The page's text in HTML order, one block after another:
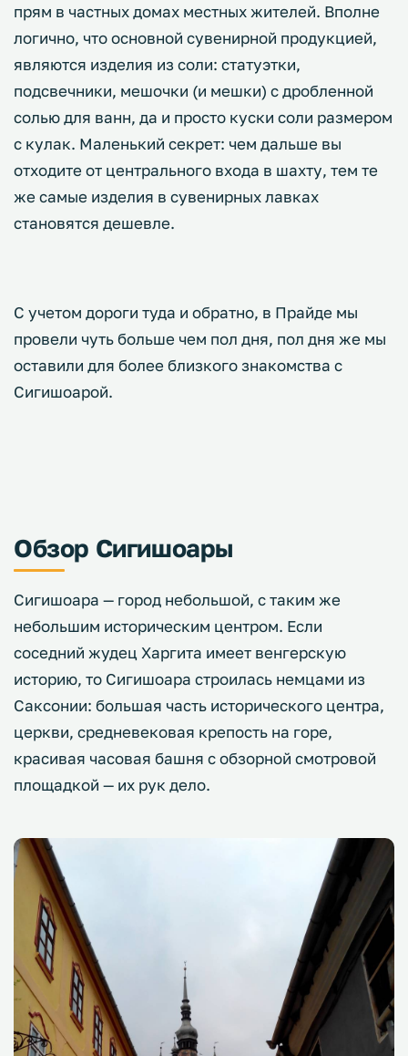
прям в частных домах местных жителей. Вполне
логично, что основной сувенирной продукцией,
являются изделия из соли: статуэтки,
подсвечники, мешочки (и мешки) с дробленной
солью для ванн, да и просто куски соли размером
с кулак. Маленький секрет: чем дальше вы
отходите от центрального входа в шахту, тем те
же самые изделия в сувенирных лавках
становятся дешевле.
С учетом дороги туда и обратно, в Прайде мы
провели чуть больше чем пол дня, пол дня же мы
оставили для более близкого знакомства с
Сигишоарой.
Обзор Сигишоары
Сигишоара — город небольшой, с таким же
небольшим историческим центром. Если
соседний жудец Харгита имеет венгерскую
историю, то Сигишоара строилась немцами из
Саксонии: большая часть исторического центра,
церкви, средневековая крепость на горе,
красивая часовая башня с обзорной смотровой
площадкой — их рук дело.